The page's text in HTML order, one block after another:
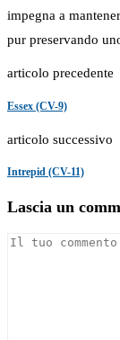
impegna a
pur preservando
articolo precedente
Essex (CV-9)
articolo successivo
Intrepid (CV-11)
Lascia un